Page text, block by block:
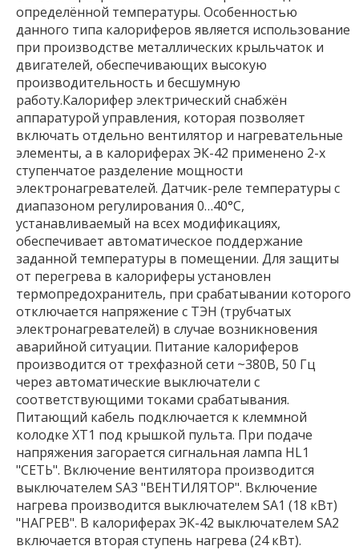
определённой температуры. Особенностью
данного типа калориферов является использование
при производстве металлических крыльчаток и
двигателей, обеспечивающих высокую
производительность и бесшумную
работу.Калорифер электрический снабжён
аппаратурой управления, которая позволяет
включать отдельно вентилятор и нагревательные
элементы, а в калориферах ЭК-42 применено 2-х
ступенчатое разделение мощности
электронагревателей. Датчик-реле температуры с
диапазоном регулирования 0…40°С,
устанавливаемый на всех модификациях,
обеспечивает автоматическое поддержание
заданной температуры в помещении. Для защиты
от перегрева в калориферы установлен
термопредохранитель, при срабатывании которого
отключается напряжение с ТЭН (трубчатых
электронагревателей) в случае возникновения
аварийной ситуации. Питание калориферов
производится от трехфазной сети ~380В, 50 Гц
через автоматические выключатели с
соответствующими токами срабатывания.
Питающий кабель подключается к клеммной
колодке ХТ1 под крышкой пульта. При подаче
напряжения загорается сигнальная лампа HL1
"СЕТЬ". Включение вентилятора производится
выключателем SA3 "ВЕНТИЛЯТОР". Включение
нагрева производится выключателем SA1 (18 кВт)
"НАГРЕВ". В калориферах ЭК-42 выключателем SA2
включается вторая ступень нагрева (24 кВт).